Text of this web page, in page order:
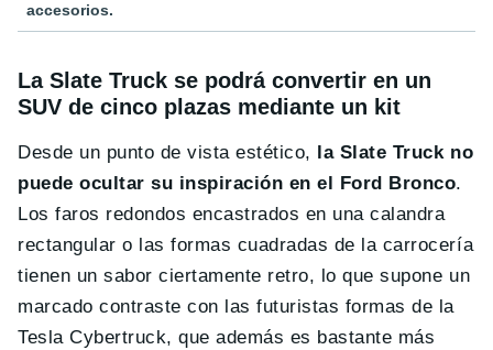
accesorios.
La Slate Truck se podrá convertir en un
SUV de cinco plazas mediante un kit
Desde un punto de vista estético, la Slate Truck no
puede ocultar su inspiración en el Ford Bronco.
Los faros redondos encastrados en una calandra
rectangular o las formas cuadradas de la carrocería
tienen un sabor ciertamente retro, lo que supone un
marcado contraste con las futuristas formas de la
Tesla Cybertruck, que además es bastante más